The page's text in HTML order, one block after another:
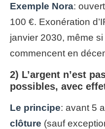
Exemple Nora:
100 €. Exonération
janvier 2030, même
commencent en
2) L’argent n’est
possibles, avec
Le principe: avant 5
clôture (sauf